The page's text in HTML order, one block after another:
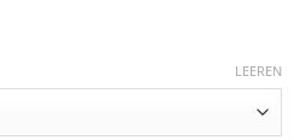
LEEREN